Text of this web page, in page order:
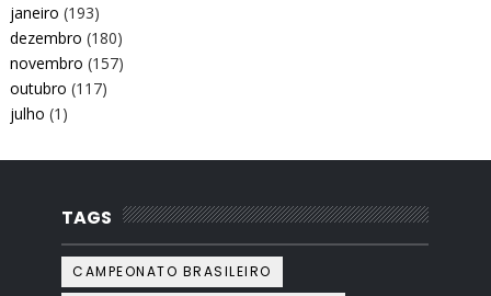
janeiro (193)
dezembro (180)
novembro (157)
outubro (117)
julho (1)
TAGS
CAMPEONATO BRASILEIRO